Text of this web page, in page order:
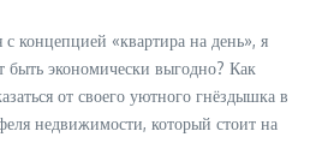
с концепцией «квартира на день», я
экономически выгодно? Как
от своего уютного гнёздышка в
недвижимости, который стоит на